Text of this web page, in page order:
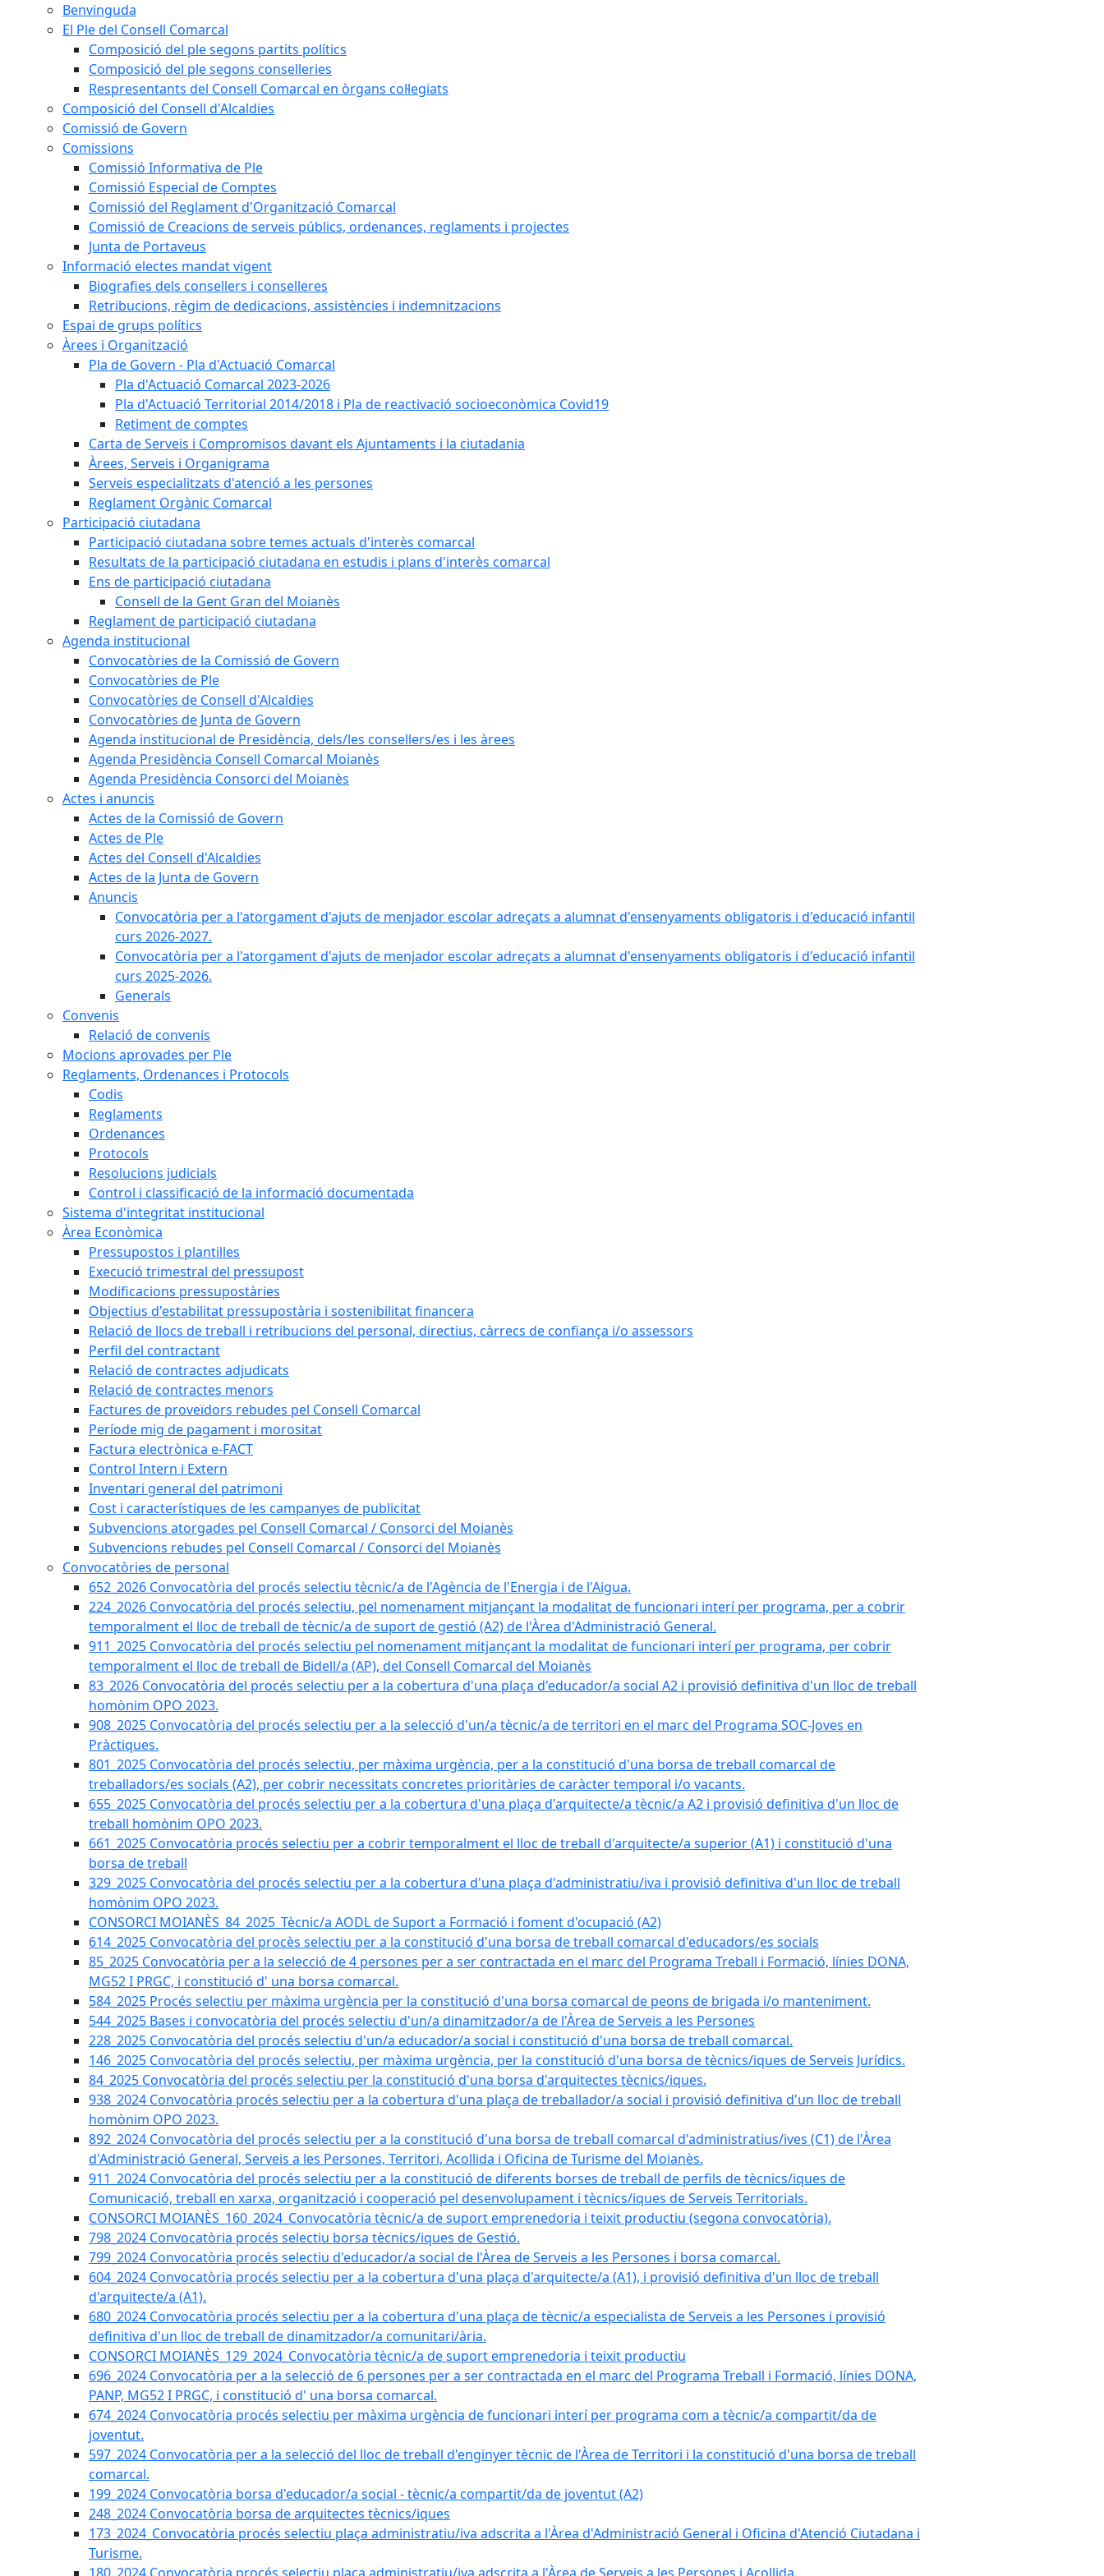
Benvinguda
El Ple del Consell Comarcal
Composició del ple segons partits polítics
Composició del ple segons conselleries
Respresentants del Consell Comarcal en òrgans col·legiats
Composició del Consell d'Alcaldies
Comissió de Govern
Comissions
Comissió Informativa de Ple
Comissió Especial de Comptes
Comissió del Reglament d'Organització Comarcal
Comissió de Creacions de serveis públics, ordenances, reglaments i projectes
Junta de Portaveus
Informació electes mandat vigent
Biografies dels consellers i conselleres
Retribucions, règim de dedicacions, assistències i indemnitzacions
Espai de grups polítics
Àrees i Organització
Pla de Govern - Pla d'Actuació Comarcal
Pla d'Actuació Comarcal 2023-2026
Pla d'Actuació Territorial 2014/2018 i Pla de reactivació socioeconòmica Covid19
Retiment de comptes
Carta de Serveis i Compromisos davant els Ajuntaments i la ciutadania
Àrees, Serveis i Organigrama
Serveis especialitzats d'atenció a les persones
Reglament Orgànic Comarcal
Participació ciutadana
Participació ciutadana sobre temes actuals d'interès comarcal
Resultats de la participació ciutadana en estudis i plans d'interès comarcal
Ens de participació ciutadana
Consell de la Gent Gran del Moianès
Reglament de participació ciutadana
Agenda institucional
Convocatòries de la Comissió de Govern
Convocatòries de Ple
Convocatòries de Consell d'Alcaldies
Convocatòries de Junta de Govern
Agenda institucional de Presidència, dels/les consellers/es i les àrees
Agenda Presidència Consell Comarcal Moianès
Agenda Presidència Consorci del Moianès
Actes i anuncis
Actes de la Comissió de Govern
Actes de Ple
Actes del Consell d'Alcaldies
Actes de la Junta de Govern
Anuncis
Convocatòria per a l'atorgament d'ajuts de menjador escolar adreçats a alumnat d'ensenyaments obligatoris i d'educació infantil
curs 2026-2027.
Convocatòria per a l'atorgament d'ajuts de menjador escolar adreçats a alumnat d'ensenyaments obligatoris i d'educació infantil
curs 2025-2026.
Generals
Convenis
Relació de convenis
Mocions aprovades per Ple
Reglaments, Ordenances i Protocols
Codis
Reglaments
Ordenances
Protocols
Resolucions judicials
Control i classificació de la informació documentada
Sistema d'integritat institucional
Àrea Econòmica
Pressupostos i plantilles
Execució trimestral del pressupost
Modificacions pressupostàries
Objectius d'estabilitat pressupostària i sostenibilitat financera
Relació de llocs de treball i retribucions del personal, directius, càrrecs de confiança i/o assessors
Perfil del contractant
Relació de contractes adjudicats
Relació de contractes menors
Factures de proveïdors rebudes pel Consell Comarcal
Període mig de pagament i morositat
Factura electrònica e-FACT
Control Intern i Extern
Inventari general del patrimoni
Cost i característiques de les campanyes de publicitat
Subvencions atorgades pel Consell Comarcal / Consorci del Moianès
Subvencions rebudes pel Consell Comarcal / Consorci del Moianès
Convocatòries de personal
652_2026 Convocatòria del procés selectiu tècnic/a de l'Agència de l'Energia i de l'Aigua.
224_2026 Convocatòria del procés selectiu, pel nomenament mitjançant la modalitat de funcionari interí per programa, per a cobrir
temporalment el lloc de treball de tècnic/a de suport de gestió (A2) de l'Àrea d'Administració General.
911_2025 Convocatòria del procés selectiu pel nomenament mitjançant la modalitat de funcionari interí per programa, per cobrir
temporalment el lloc de treball de Bidell/a (AP), del Consell Comarcal del Moianès
83_2026 Convocatòria del procés selectiu per a la cobertura d'una plaça d'educador/a social A2 i provisió definitiva d'un lloc de treball
homònim OPO 2023.
908_2025 Convocatòria del procés selectiu per a la selecció d'un/a tècnic/a de territori en el marc del Programa SOC-Joves en
Pràctiques.
801_2025 Convocatòria del procés selectiu, per màxima urgència, per a la constitució d'una borsa de treball comarcal de
treballadors/es socials (A2), per cobrir necessitats concretes prioritàries de caràcter temporal i/o vacants.
655_2025 Convocatòria del procés selectiu per a la cobertura d'una plaça d'arquitecte/a tècnic/a A2 i provisió definitiva d'un lloc de
treball homònim OPO 2023.
661_2025 Convocatòria procés selectiu per a cobrir temporalment el lloc de treball d'arquitecte/a superior (A1) i constitució d'una
borsa de treball
329_2025 Convocatòria del procés selectiu per a la cobertura d'una plaça d'administratiu/iva i provisió definitiva d'un lloc de treball
homònim OPO 2023.
CONSORCI MOIANÈS_84_2025_Tècnic/a AODL de Suport a Formació i foment d'ocupació (A2)
614_2025 Convocatòria del procès selectiu per a la constitució d'una borsa de treball comarcal d'educadors/es socials
85_2025 Convocatòria per a la selecció de 4 persones per a ser contractada en el marc del Programa Treball i Formació, línies DONA,
MG52 I PRGC, i constitució d' una borsa comarcal.
584_2025 Procés selectiu per màxima urgència per la constitució d'una borsa comarcal de peons de brigada i/o manteniment.
544_2025 Bases i convocatòria del procés selectiu d'un/a dinamitzador/a de l'Àrea de Serveis a les Persones
228_2025 Convocatòria del procés selectiu d'un/a educador/a social i constitució d'una borsa de treball comarcal.
146_2025 Convocatòria del procés selectiu, per màxima urgència, per la constitució d'una borsa de tècnics/iques de Serveis Jurídics.
84_2025 Convocatòria del procés selectiu per la constitució d'una borsa d'arquitectes tècnics/iques.
938_2024 Convocatòria procés selectiu per a la cobertura d'una plaça de treballador/a social i provisió definitiva d'un lloc de treball
homònim OPO 2023.
892_2024 Convocatòria del procés selectiu per a la constitució d'una borsa de treball comarcal d'administratius/ives (C1) de l'Àrea
d'Administració General, Serveis a les Persones, Territori, Acollida i Oficina de Turisme del Moianès.
911_2024 Convocatòria del procés selectiu per a la constitució de diferents borses de treball de perfils de tècnics/iques de
Comunicació, treball en xarxa, organització i cooperació pel desenvolupament i tècnics/iques de Serveis Territorials.
CONSORCI MOIANÈS_160_2024_Convocatòria tècnic/a de suport emprenedoria i teixit productiu (segona convocatòria).
798_2024 Convocatòria procés selectiu borsa tècnics/iques de Gestió.
799_2024 Convocatòria procés selectiu d'educador/a social de l'Àrea de Serveis a les Persones i borsa comarcal.
604_2024 Convocatòria procés selectiu per a la cobertura d'una plaça d'arquitecte/a (A1), i provisió definitiva d'un lloc de treball
d'arquitecte/a (A1).
680_2024 Convocatòria procés selectiu per a la cobertura d'una plaça de tècnic/a especialista de Serveis a les Persones i provisió
definitiva d'un lloc de treball de dinamitzador/a comunitari/ària.
CONSORCI MOIANÈS_129_2024_Convocatòria tècnic/a de suport emprenedoria i teixit productiu
696_2024 Convocatòria per a la selecció de 6 persones per a ser contractada en el marc del Programa Treball i Formació, línies DONA,
PANP, MG52 I PRGC, i constitució d' una borsa comarcal.
674_2024 Convocatòria procés selectiu per màxima urgència de funcionari interí per programa com a tècnic/a compartit/da de
joventut.
597_2024 Convocatòria per a la selecció del lloc de treball d'enginyer tècnic de l'Àrea de Territori i la constitució d'una borsa de treball
comarcal.
199_2024 Convocatòria borsa d'educador/a social - tècnic/a compartit/da de joventut (A2)
248_2024 Convocatòria borsa de arquitectes tècnics/iques
173_2024_Convocatòria procés selectiu plaça administratiu/iva adscrita a l'Àrea d'Administració General i Oficina d'Atenció Ciutadana i
Turisme.